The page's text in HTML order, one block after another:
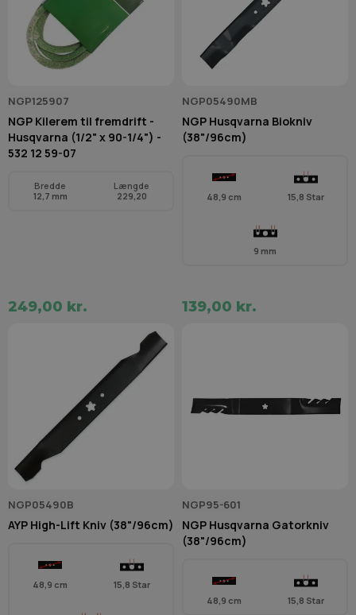
NGP125907
NGP Kilerem til fremdrift -
Husqvarna (1/2" x 90-1/4") -
532 12 59-07
Bredde
12,7 mm
Længde
229,20
249,00 kr.
NGP05490MB
NGP Husqvarna Biokniv
(38"/96cm)
48,9 cm 15,8 Star
9 mm
139,00 kr.
NGP05490B
AYP High-Lift Kniv (38"/96cm)
48,9 cm 15,8 Star
NGP95-601
NGP Husqvarna Gatorkniv
(38"/96cm)
48,9 cm 15,8 Star